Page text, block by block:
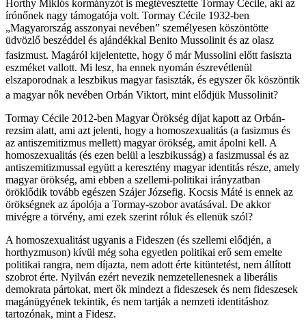
Horthy Miklós kormányzót is megtévesztette Tormay Cécile, aki az
írónőnek nagy támogatója volt. Tormay Cécile 1932-ben
„Magyarország asszonyai nevében” személyesen köszöntötte
üdvözlő beszéddel és ajándékkal Benito Mussolinit és az olasz
fasizmust. Magáról kijelentette, hogy ő már Mussolini előtt fasiszta
eszméket vallott. Mi lesz, ha ennek nyomán észrevétlenül
elszaporodnak a leszbikus magyar fasiszták, és egyszer ők köszöntik
a magyar nők nevében Orbán Viktort, mint elődjük Mussolinit?
Tormay Cécile 2012-ben Magyar Örökség díjat kapott az Orbán-
rezsim alatt, ami azt jelenti, hogy a homoszexualitás (a fasizmus és
az antiszemitizmus mellett) magyar örökség, amit ápolni kell. A
homoszexualitás (és ezen belül a leszbikusság) a fasizmussal és az
antiszemitizmussal együtt a keresztény magyar identitás része, amely
magyar örökség, ami ebben a szellemi-politikai irányzatban
öröklődik tovább egészen Szájer Józsefig. Kocsis Máté is ennek az
örökségnek az ápolója a Tormay-szobor avatásával. De akkor
mivégre a törvény, ami ezek szerint róluk és ellenük szól?
A homoszexualitást ugyanis a Fideszen (és szellemi elődjén, a
horthyzmuson) kívül még soha egyetlen politikai erő sem emelte
politikai rangra, nem díjazta, nem adott érte kitüntetést, nem állított
szobrot érte. Nyilván ezért nevezik nemzetellenesnek a liberális
demokrata pártokat, mert ők mindezt a fideszesek és nem fideszesek
magánügyének tekintik, és nem tartják a nemzeti identitáshoz
tartozónak, mint a Fidesz.